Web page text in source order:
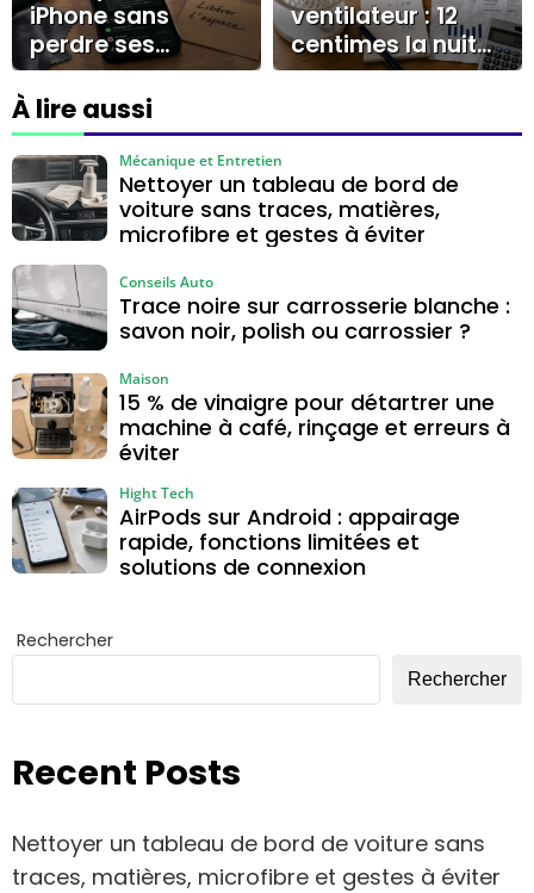
iPhone sans
perdre ses
données :
stockage, cache
et gestes sûrs
ventilateur : 12
centimes la nuit
et les réglages
facture
À lire aussi
Nettoyer un tableau de bord de
voiture sans traces, matières,
microfibre et gestes à éviter
Mécanique et Entretien
Trace noire sur carrosserie blanche :
savon noir, polish ou carrossier ?
Conseils Auto
15 % de vinaigre pour détartrer une
machine à café, rinçage et erreurs à
éviter
Maison
AirPods sur Android : appairage
rapide, fonctions limitées et
solutions de connexion
Hight Tech
Rechercher
Rechercher
Recent Posts
Nettoyer un tableau de bord de voiture sans
traces, matières, microfibre et gestes à éviter